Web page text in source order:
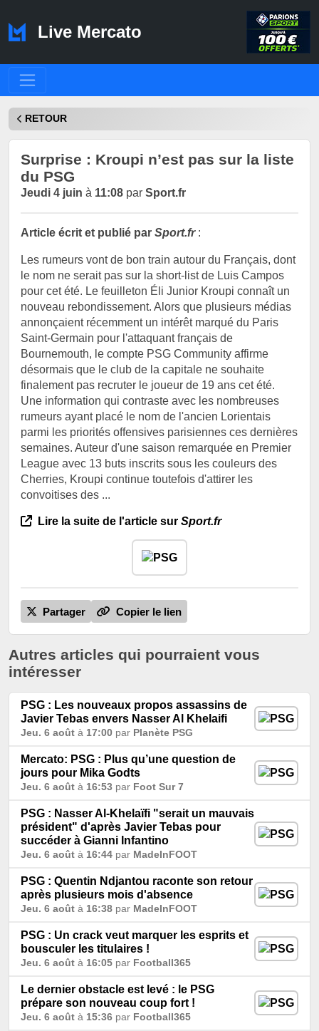
Live Mercato
RETOUR
Surprise : Kroupi n’est pas sur la liste
du PSG
Jeudi 4 juin à 11:08 par Sport.fr
Article écrit et publié par Sport.fr:
Les rumeurs vont de bon train autour du Français, dont
le nom ne serait pas sur la short-list de Luis Campos
pour cet été. Le feuilleton Éli Junior Kroupi connaît un
nouveau rebondissement. Alors que plusieurs médias
annonçaient récemment un intérêt marqué du Paris
Saint-Germain pour l'attaquant français de
Bournemouth, le compte PSG Community affirme
désormais que le club de la capitale ne souhaite
finalement pas recruter le joueur de 19 ans cet été.
Une information qui contraste avec les nombreuses
rumeurs ayant placé le nom de l'ancien Lorientais
parmi les priorités offensives parisiennes ces dernières
semaines. Auteur d'une saison remarquée en Premier
League avec 13 buts inscrits sous les couleurs des
Cherries, Kroupi continue toutefois d'attirer les
convoitises des ...
Lire la suite de l'article sur Sport.fr
Partager Copier le lien
Autres articles qui pourraient vous
intéresser
PSG : Les nouveaux propos assassins de
Javier Tebas envers Nasser Al Khelaifi
Jeu. 6 août à 17:00 par Planète PSG
Mercato: PSG : Plus qu’une question de
jours pour Mika Godts
Jeu. 6 août à 16:53 par Foot Sur 7
PSG : Nasser Al-Khelaïfi "serait un mauvais
président" d'après Javier Tebas pour
succéder à Gianni Infantino
Jeu. 6 août à 16:44 par MadeInFOOT
PSG : Quentin Ndjantou raconte son retour
après plusieurs mois d'absence
Jeu. 6 août à 16:38 par MadeInFOOT
PSG : Un crack veut marquer les esprits et
bousculer les titulaires !
Jeu. 6 août à 16:05 par Football365
Le dernier obstacle est levé : le PSG
prépare son nouveau coup fort !
Jeu. 6 août à 15:36 par Football365